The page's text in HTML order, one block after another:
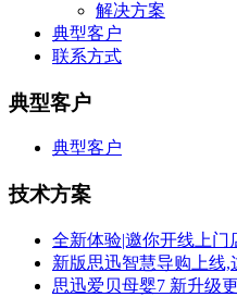
解决方案
典型客户
联系方式
典型客户
典型客户
技术方案
全新体验|邀你开线上门
新版思迅智慧导购上线,
思迅爱贝母婴7 新升级